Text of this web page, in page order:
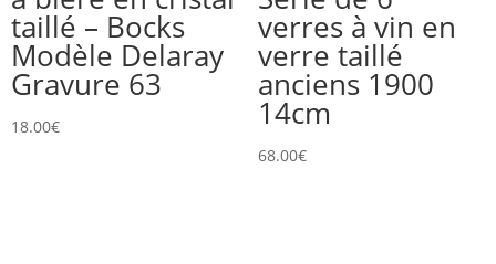
taillé – Bocks
Modèle Delaray
Gravure 63
18.00€
verres à vin en
verre taillé
anciens 1900
14cm
68.00€